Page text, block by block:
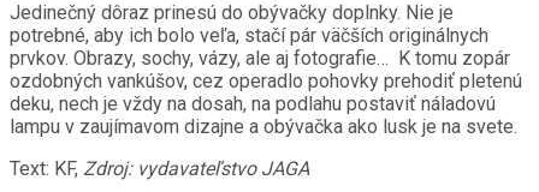
Jedinečný dôraz prinesú do obývačky doplnky. Nie je
potrebné, aby ich bolo veľa, stačí pár väčších originálnych
prvkov. Obrazy, sochy, vázy, ale aj fotografie… K tomu zopár
ozdobných vankúšov, cez operadlo pohovky prehodiť pletenú
deku, nech je vždy na dosah, na podlahu postaviť náladovú
lampu v zaujímavom dizajne a obývačka ako lusk je na svete.
Text: KF, Zdroj: vydavateľstvo JAGA